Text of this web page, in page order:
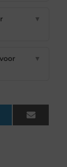
▼
▼
Email